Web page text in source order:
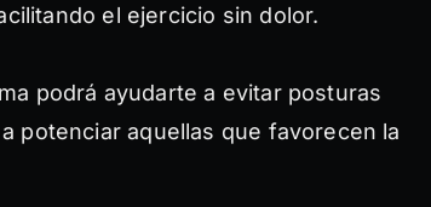
el ejercicio sin dolor.
podrá ayudarte a evitar posturas
potenciar aquellas que favorecen la